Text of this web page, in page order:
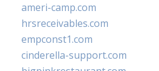
ameri-camp.com
hrsreceivables.com
empconst1.com
cinderella-support.com